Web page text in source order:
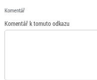
Komentář
Komentář k tomuto odkazu